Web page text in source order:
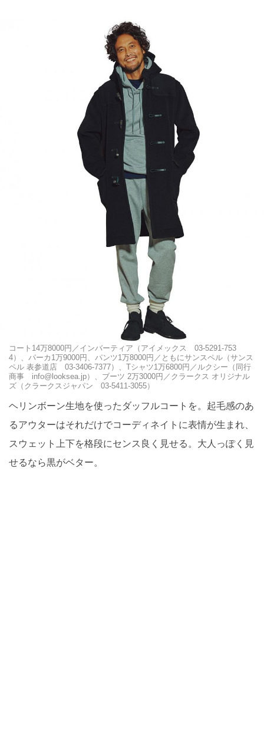
コート14万8000円／インバーティア（アイメックス 03-5291-753
4）、パーカ1万9000円、パンツ1万8000円／ともにサンスペル（サンス
ペル 表参道店 03-3406-7377）、Tシャツ1万6800円／ルクシー（同行
商事 info@looksea.jp）、ブーツ 2万3000円／クラークス オリジナル
ズ（クラークスジャパン 03-5411-3055）
ヘリンボーン生地を使ったダッフルコートを。起毛感のあ
るアウターはそれだけでコーディネイトに表情が生まれ、
スウェット上下を格段にセンス良く見せる。大人っぽく見
せるなら黒がベター。